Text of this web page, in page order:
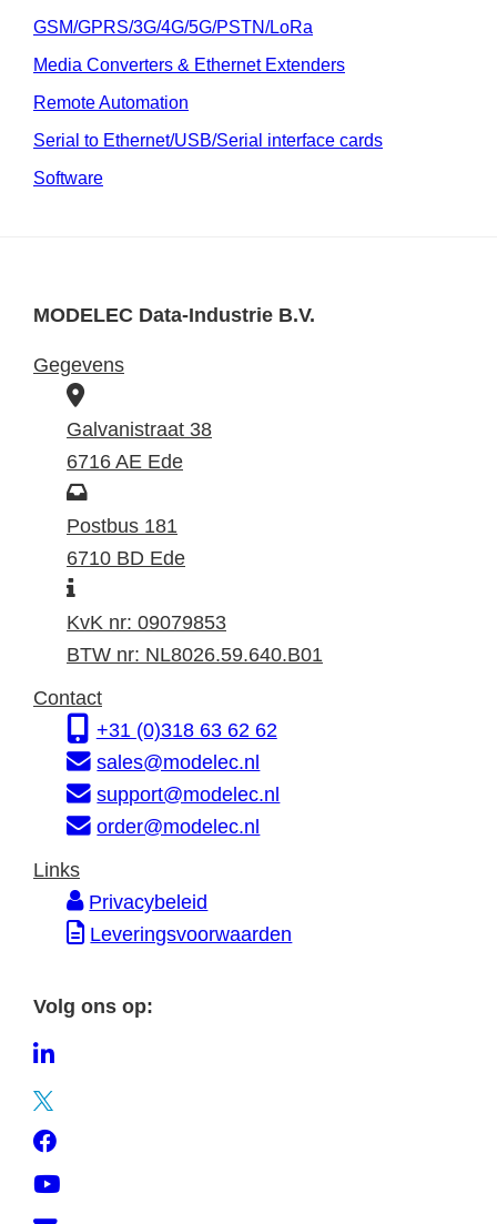
GSM/GPRS/3G/4G/5G/PSTN/LoRa
Media Converters & Ethernet Extenders
Remote Automation
Serial to Ethernet/USB/Serial interface cards
Software
MODELEC Data-Industrie B.V.
Gegevens
B
e
z
o
e
k
d
r
s
Galvanistraat 38
6716 AE Ede
P
o
s
a
d
e
s
Postbus 181
6710 BD Ede
I
n
f
r
m
a
t
e
KvK nr: 09079853
BTW nr: NL8026.59.640.B01
Contact
+31 (0)318 63 62 62
sales@modelec.nl
support@modelec.nl
order@modelec.nl
Links
Privacybeleid
Leveringsvoorwaarden
Volg ons op:
L
k
e
d
w
t
aY